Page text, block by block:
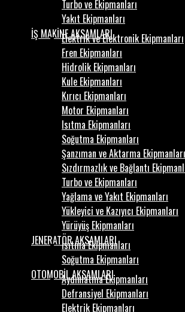
Turbo ve Ekipmanları
Yakıt Ekipmanları
İŞ MAKİNE AKSAMLARI
Elektrik ve Elektronik Ekipmanları
Fren Ekipmanları
Hidrolik Ekipmanları
Kule Ekipmanları
Kırıcı Ekipmanları
Motor Ekipmanları
Isıtma Ekipmanları
Soğutma Ekipmanları
Şanzıman ve Aktarma Ekipmanları
Sızdırmazlık ve Bağlantı
Turbo ve Ekipmanları
Yağlama ve Yakıt Ekipmanları
Yükleyici ve Kazıyıcı Ekipmanları
Yürüyüş Ekipmanları
JENERATÖR AKSAMLARI
Isıtma Ekipmanları
Soğutma Ekipmanları
OTOMOBİL AKSAMLARI
Aydınlatma Ekipmanları
Defransiyel Ekipmanları
Elektrik Ekipmanları